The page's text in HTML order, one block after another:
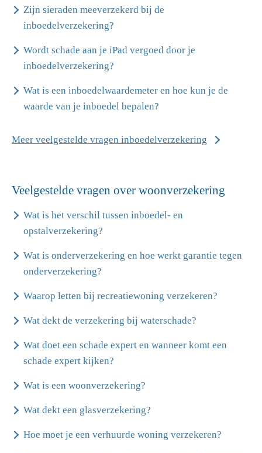
Zijn sieraden meeverzekerd bij de
inboedelverzekering?
Wordt schade aan je iPad vergoed door je
inboedelverzekering?
Wat is een inboedelwaardemeter en hoe kun je de
waarde van je inboedel bepalen?
Meer veelgestelde vragen inboedelverzekering
Veelgestelde vragen over woonverzekering
Wat is het verschil tussen inboedel- en
opstalverzekering?
Wat is onderverzekering en hoe werkt garantie tegen
onderverzekering?
Waarop letten bij recreatiewoning verzekeren?
Wat dekt de verzekering bij waterschade?
Wat doet een schade expert en wanneer komt een
schade expert kijken?
Wat is een woonverzekering?
Wat dekt een glasverzekering?
Hoe moet je een verhuurde woning verzekeren?